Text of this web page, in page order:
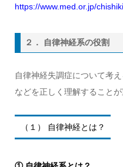
https://www.med.or.jp/
２． 自律神経系の役割
自律神経失調症について考
などを正しく理解することが
（１） 自律神経とは？